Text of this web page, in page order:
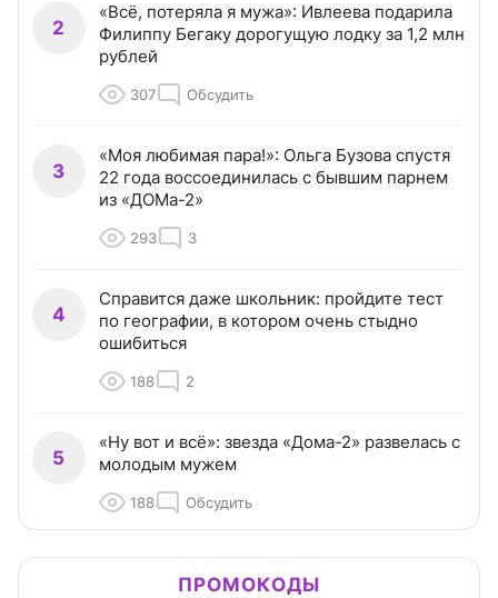
2
«Всё, потеряла я мужа»: Ивлеева подарила
Филиппу Бегаку дорогущую лодку за 1,2 млн
рублей
307 Обсудить
3
«Моя любимая пара!»: Ольга Бузова спустя
22 года воссоединилась с бывшим парнем
из «ДОМа-2»
293 3
4
Справится даже школьник: пройдите тест
по географии, в котором очень стыдно
ошибиться
188 2
5
«Ну вот и всё»: звезда «Дома-2» развелась с
молодым мужем
188 Обсудить
ПРОМОКОДЫ